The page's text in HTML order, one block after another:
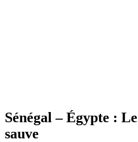
Sénégal – Égypte :
sauve